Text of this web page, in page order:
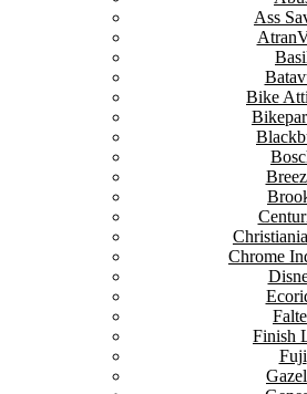
Ass
Bike
Chrome
Finish
Fuji